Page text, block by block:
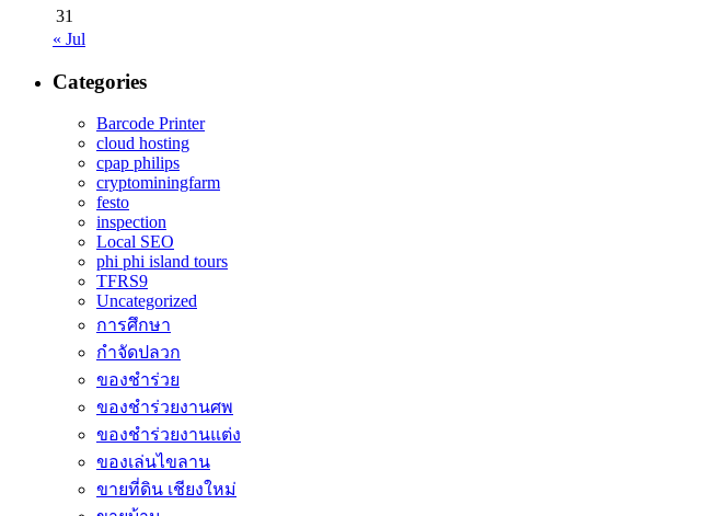
31
« Jul
Categories
Barcode Printer
cloud hosting
cpap philips
cryptominingfarm
festo
inspection
Local SEO
phi phi island tours
TFRS9
Uncategorized
การศึกษา
กำจัดปลวก
ของชำร่วย
ของชำร่วยงานศพ
ของชำร่วยงานแต่ง
ของเล่นไขลาน
ขายที่ดิน เชียงใหม่